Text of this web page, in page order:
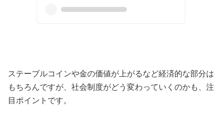
ステーブルコインや金の価値が上がるなど経済的な部分は
もちろんですが、社会制度がどう変わっていくのかも、注
目ポイントです。